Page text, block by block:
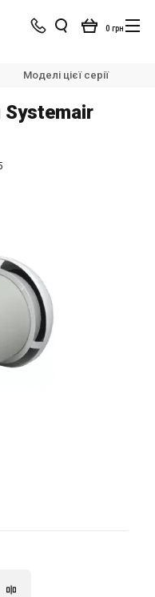
0 грн
установки
Моделі цієї серії
Systemair